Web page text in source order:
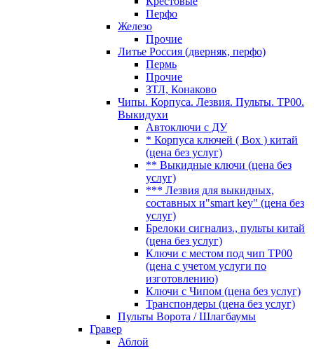
Перфо
Железо
Прочие
Литье Россия (дверняк, перфо)
Пермь
Прочие
ЗТЛ, Конаково
Чипы. Корпуса. Лезвия. Пульты. TP00.
Выкидухи
Автоключи с ДУ
* Корпуса ключей ( Box ) китай
(цена без услуг)
** Выкидные ключи (цена без
услуг)
*** Лезвия для выкидных,
составных и"smart key" (цена без
услуг)
Брелоки сигнализ., пульты китай
(цена без услуг)
Ключи с местом под чип TP00
(цена с учетом услуги по
изготовлению)
Ключи с Чипом (цена без услуг)
Транспондеры (цена без услуг)
Пульты Ворота / Шлагбаумы
Гравер
Аблой